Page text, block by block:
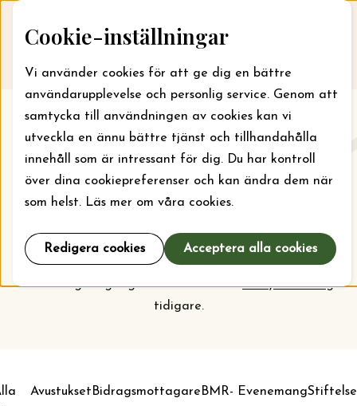
Cookie-inställningar
Vi använder cookies för att ge dig en bättre
användarupplevelse och personlig service. Genom att
samtycka till användningen av cookies kan vi
utveckla en ännu bättre tjänst och tillhandahålla
innehåll som är intressant för dig. Du har kontroll
över dina cookiepreferenser och kan ändra dem när
som helst. Läs mer om våra cookies.
Redigera cookies Acceptera alla cookies
Skip to content
Till webbansökan
Aktuellt
Här kan du läsa om vad stiftelsen jobbar med just nu
och vilka bidrag som kan sökas. För läger kan bidrag
för projekt och verksamhet är det september som
gäller. Kollaprioriteringarnainför nästa
ansökningsomgång och vem som harbeviljats bidrag
tidigare.
AvustuksetBidragsmottagareBMR- Evenemang